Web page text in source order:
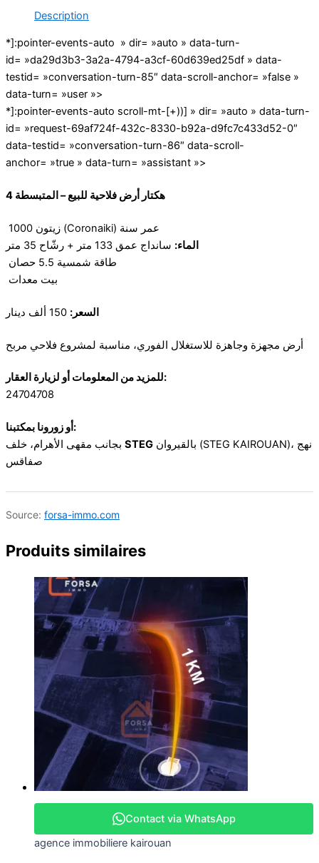
Description
*]:pointer-events-auto » dir= »auto » data-turn-
id= »da29d3b3-3a2a-4794-a3cf-60d639ed25df » data-
testid= »conversation-turn-85″ data-scroll-anchor= »false »
data-turn= »user »>
*]:pointer-events-auto scroll-mt-[+))] » dir= »auto » data-turn-
id= »request-69af724f-432c-8330-b92a-d9fc7c433d52-0″
data-testid= »conversation-turn-86″ data-scroll-
anchor= »true » data-turn= »assistant »>
4 هكتار أرض فلاحية للبيع – المتبسطة
1000 زيتون (Coronaiki) عمر سنة
الماء: سانداج عمق 133 متر + رشّاح 35 متر
طاقة شمسية 5.5 حصان
بيت معدات
السعر:
أرض مجهزة وجاهزة للاستغلال الفوري، مناسبة لمشروع فلاحي مربح
للمزيد من المعلومات أو لزيارة العقار:
24704708
أو زورونا بمكتبنا:
STEG
صفاقس
Source: forsa-immo.com
Produits similaires
Contact via WhatsApp
agence immobiliere kairouan